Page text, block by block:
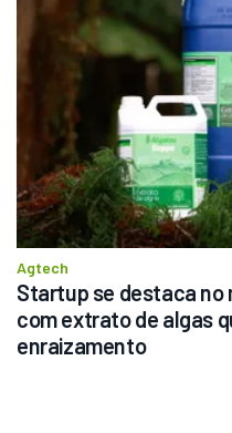
Agtech
Startup se destaca no
com extrato de algas
enraizamento